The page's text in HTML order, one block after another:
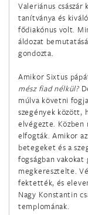
február 4.
Szent Anszgár
február 5.
Szent Ágota szűz
február 6.
Miki Szent Pál és
február 8.
Bakhita Szent
február 8.
Emiliáni Szent
Valeriánus császár
tanítványa és
fődiakónus volt.
áldozat
gondozta.
Amikor Sixtus
mész fiad nélkül?
múlva követni
szegények között,
elvégezte. Közben
elfogták. Amikor
betegeket és a
fogságban
megkeresztelte.
fektették, és
Nagy Konstantin
templomának.